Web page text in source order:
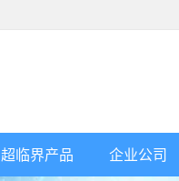
超临界产品 企业公司